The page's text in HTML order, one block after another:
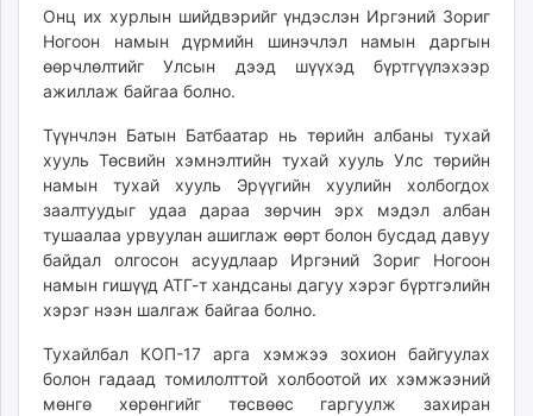
Онц их хурлын шийдвэрийг үндэслэн Иргэний Зориг
Ногоон намын дүрмийн шинэчлэл намын даргын
өөрчлөлтийг Улсын дээд шүүхэд бүртгүүлэхээр
ажиллаж байгаа болно.
Түүнчлэн Батын Батбаатар нь төрийн албаны тухай
хууль Төсвийн хэмнэлтийн тухай хууль Улс төрийн
намын тухай хууль Эрүүгийн хуулийн холбогдох
заалтуудыг удаа дараа зөрчин эрх мэдэл албан
тушаалаа урвуулан ашиглаж өөрт болон бусдад давуу
байдал олгосон асуудлаар Иргэний Зориг Ногоон
намын гишүүд АТГ-т хандсаны дагуу хэрэг бүртгэлийн
хэрэг нээн шалгаж байгаа болно.
Тухайлбал КОП-17 арга хэмжээ зохион байгуулах
болон гадаад томилолттой холбоотой их хэмжээний
мөнгө хөрөнгийг төсвөөс гаргуулж захиран